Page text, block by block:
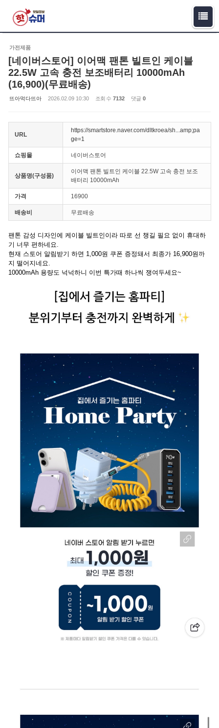
가전제품
[네이버스토어] 이어맥 팬톤 빌트인 케이블
22.5W 고속 충전 보조배터리 10000mAh
(16,900)(무료배송)
뜨아먹다뜨아 2026.02.09 10:30 조회 수 7132 댓글 0
URL
https://smartstore.naver.com/dltkroea/sh...amp;pa
ge=1
쇼핑몰 네이버스토어
상품명(구성품)
이어맥 팬톤 빌트인 케이블 22.5W 고속 충전 보조
배터리 10000mAh
가격 16900
배송비 무료배송
팬톤 감성 디자인에 케이블 빌트인이라 따로 선 챙길 필요 없이 휴대하
기 너무 편하네요.
현재 스토어 알림받기 하면 1,000원 쿠폰 증정돼서 최종가 16,900원까
지 떨어지네요.
10000mAh 용량도 넉넉하니 이번 특가때 하나씩 쟁여두세요~